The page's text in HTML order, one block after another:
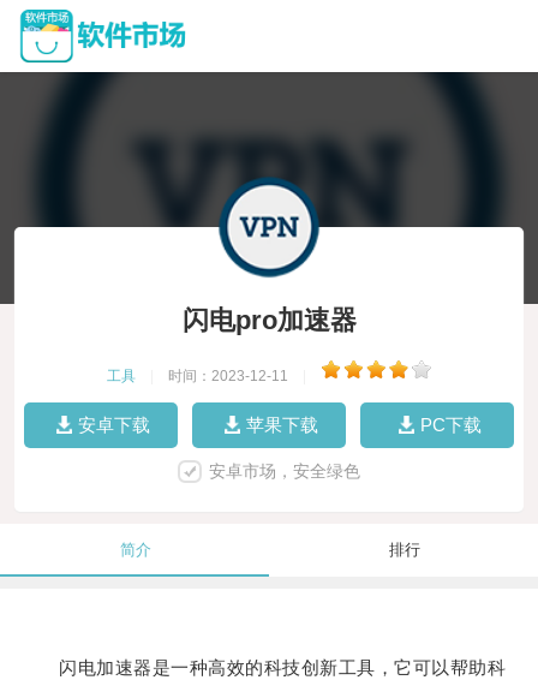
闪电pro加速器
工具 时间：2023-12-11
安卓下载 苹果下载 PC下载
安卓市场，安全绿色
简介 排行
闪电加速器是一种高效的科技创新工具，它可以帮助科